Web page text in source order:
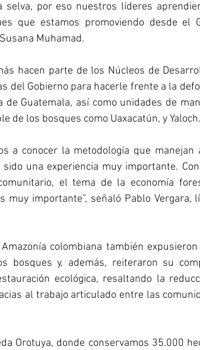
selva, por eso nuestros líderes
que estamos promoviendo desde el
Muhamad.
hacen parte de los Núcleos de
del Gobierno para hacerle frente a la
de Guatemala, así como unidades de
de los bosques como Uaxacatún, y Yaloch.
a conocer la metodología que manejan
una experiencia muy importante.
el tema de la economía
muy importante”, señaló Pablo Vergara,
colombiana también
bosques y, además, reiteraron su
ecológica, resaltando la
al trabajo articulado entre las
Orotuya, donde conservamos 35.000